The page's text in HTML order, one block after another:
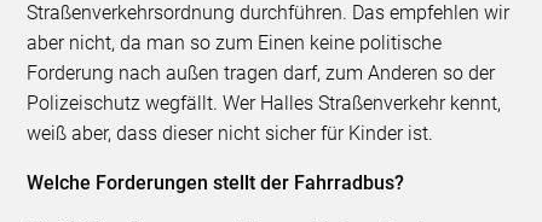
Straßenverkehrsordnung durchführen. Das empfehlen wir
aber nicht, da man so zum Einen keine politische
Forderung nach außen tragen darf, zum Anderen so der
Polizeischutz wegfällt. Wer Halles Straßenverkehr kennt,
weiß aber, dass dieser nicht sicher für Kinder ist.
Welche Forderungen stellt der Fahrradbus?